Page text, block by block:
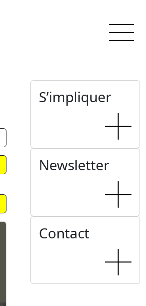
S’impliquer
Newsletter
Contact